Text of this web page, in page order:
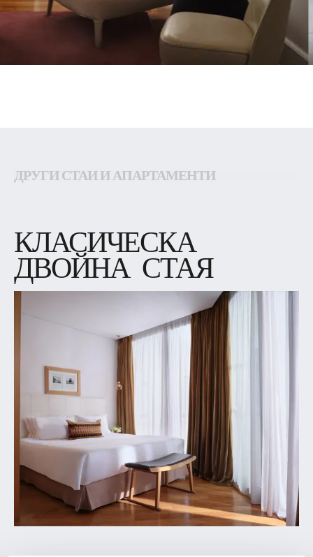
ДРУГИ СТАИ И АПАРТАМЕНТИ
КЛАСИЧЕСКА
ДВОЙНА СТАЯ